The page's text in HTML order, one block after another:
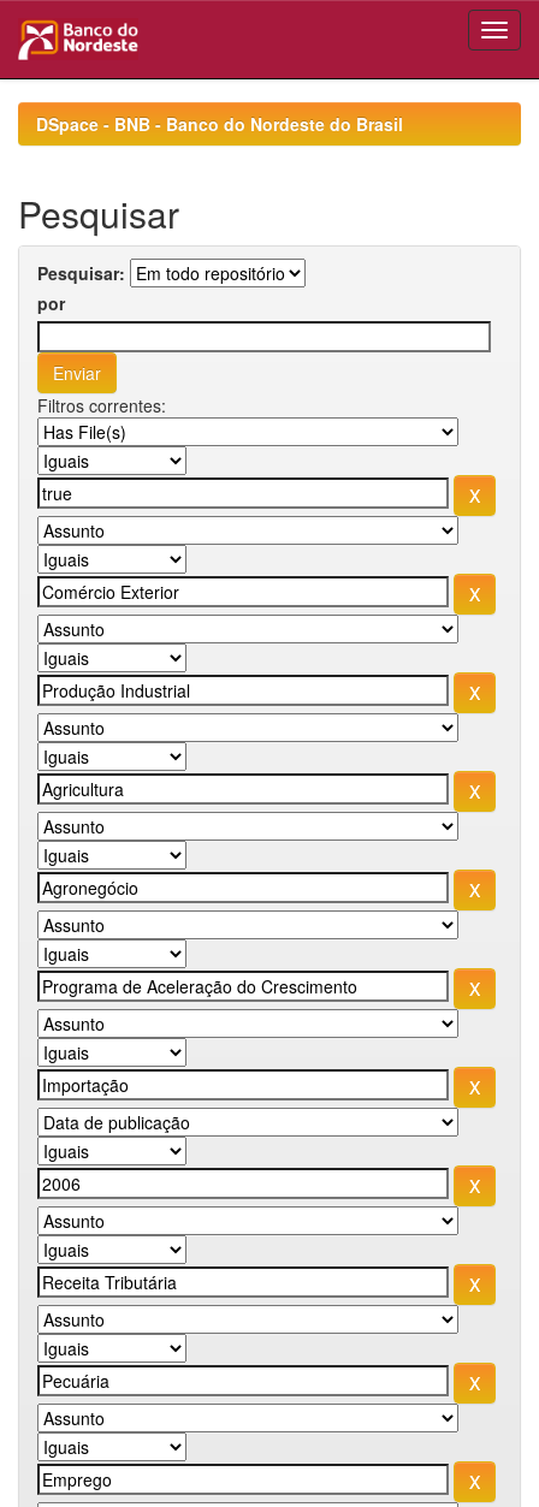
navigationDSpace - BNB - Banco do Nordeste do Brasil
Pesquisar
Pesquisar:
por
Filtros correntes: